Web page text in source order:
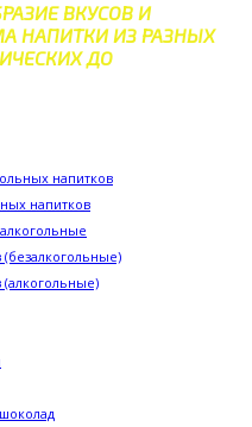
ВКУСОВ И
НАПИТКИ ИЗ РАЗНЫХ
ДО
напитков
напитков